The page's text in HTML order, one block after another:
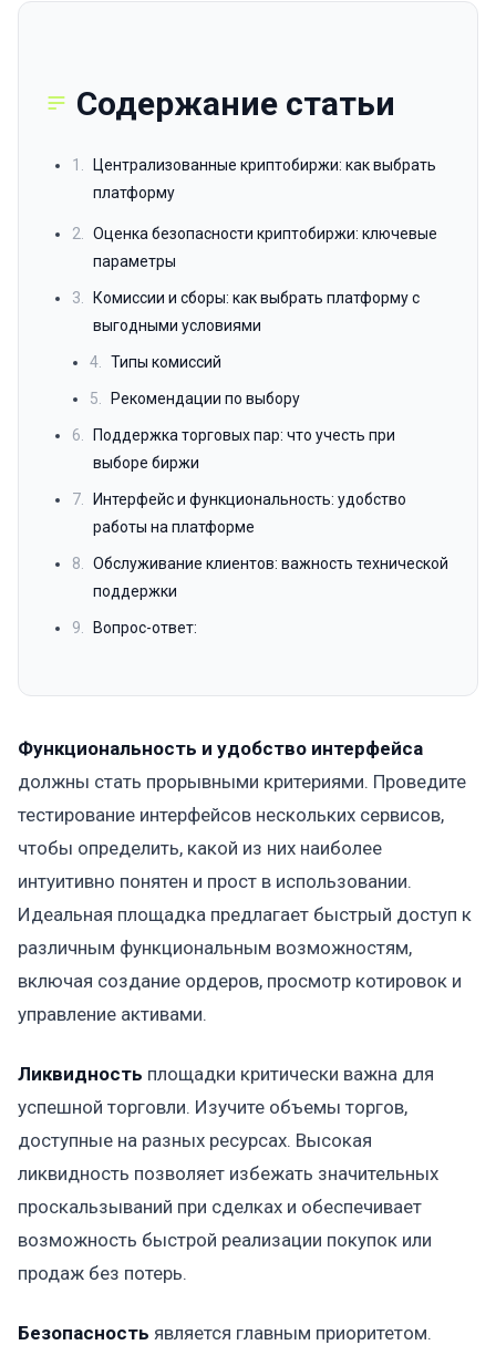
Содержание статьи
1.
Централизованные криптобиржи: как выбрать
платформу
2.
Оценка безопасности криптобиржи: ключевые
параметры
3.
Комиссии и сборы: как выбрать платформу с
выгодными условиями
4. Типы комиссий
5. Рекомендации по выбору
6.
Поддержка торговых пар: что учесть при
выборе биржи
7.
Интерфейс и функциональность: удобство
работы на платформе
8.
Обслуживание клиентов: важность технической
поддержки
9. Вопрос-ответ:
Функциональность и удобство интерфейса
должны стать прорывными критериями. Проведите
тестирование интерфейсов нескольких сервисов,
чтобы определить, какой из них наиболее
интуитивно понятен и прост в использовании.
Идеальная площадка предлагает быстрый доступ к
различным функциональным возможностям,
включая создание ордеров, просмотр котировок и
управление активами.
Ликвидность площадки критически важна для
успешной торговли. Изучите объемы торгов,
доступные на разных ресурсах. Высокая
ликвидность позволяет избежать значительных
проскальзываний при сделках и обеспечивает
возможность быстрой реализации покупок или
продаж без потерь.
Безопасность является главным приоритетом.